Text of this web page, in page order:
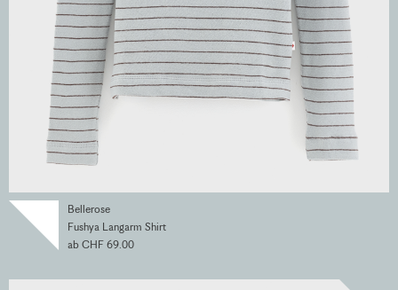
Bellerose
Fushya Langarm Shirt
ab CHF 69.00